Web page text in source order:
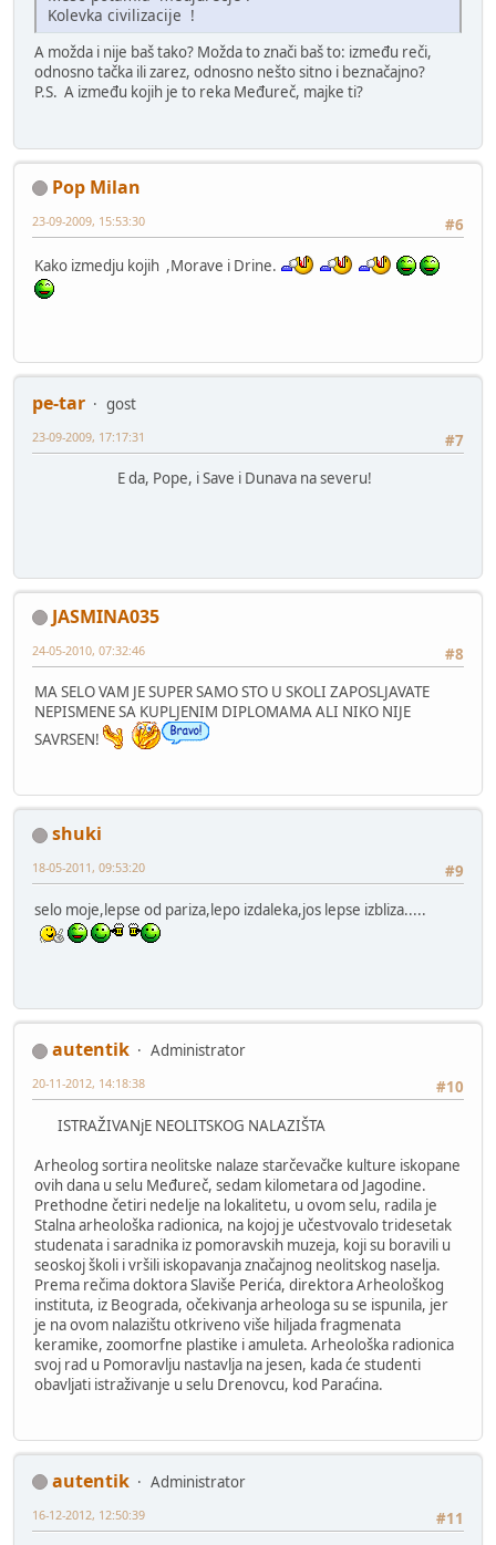
Kolevka civilizacije !
A možda i nije baš tako? Možda to znači baš to: između reči,
odnosno tačka ili zarez, odnosno nešto sitno i beznačajno?
P.S. A između kojih je to reka Međureč, majke ti?
Pop Milan
#6
23-09-2009, 15:53:30
Kako izmedju kojih ,Morave i Drine.
pe-tar
gost
#7
23-09-2009, 17:17:31
E da, Pope, i Save i Dunava na severu!
JASMINA035
#8
24-05-2010, 07:32:46
MA SELO VAM JE SUPER SAMO STO U SKOLI ZAPOSLJAVATE
NEPISMENE SA KUPLJENIM DIPLOMAMA ALI NIKO NIJE
SAVRSEN!
shuki
#9
18-05-2011, 09:53:20
selo moje,lepse od pariza,lepo izdaleka,jos lepse izbliza.....
autentik
Administrator
#10
20-11-2012, 14:18:38
ISTRAŽIVANjE NEOLITSKOG NALAZIŠTA
Arheolog sortira neolitske nalaze starčevačke kulture iskopane
ovih dana u selu Međureč, sedam kilometara od Jagodine.
Prethodne četiri nedelje na lokalitetu, u ovom selu, radila je
Stalna arheološka radionica, na kojoj je učestvovalo tridesetak
studenata i saradnika iz pomoravskih muzeja, koji su boravili u
seoskoj školi i vršili iskopavanja značajnog neolitskog naselja.
Prema rečima doktora Slaviše Perića, direktora Arheološkog
instituta, iz Beograda, očekivanja arheologa su se ispunila, jer
je na ovom nalazištu otkriveno više hiljada fragmenata
keramike, zoomorfne plastike i amuleta. Arheološka radionica
svoj rad u Pomoravlju nastavlja na jesen, kada će studenti
obavljati istraživanje u selu Drenovcu, kod Paraćina.
autentik
Administrator
#11
16-12-2012, 12:50:39